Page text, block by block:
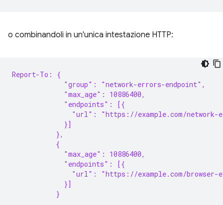
o combinandoli in un'unica intestazione HTTP:
Report-To: {
             "group": "network-errors-endpoint",
             "max_age": 10886400,
             "endpoints": [{
"url": "https://example.com/network-
             }]
           },
           {
             "max_age": 10886400,
             "endpoints": [{
"url": "https://example.com/browser-
             }]
           }